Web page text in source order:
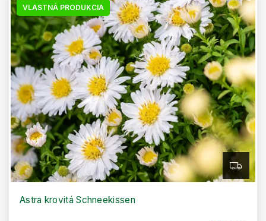
VLASTNÁ PRODUKCIA
Z
D
Astra krovitá Schneekissen